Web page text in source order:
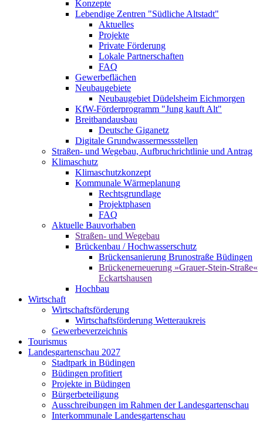
Konzepte
Lebendige Zentren "Südliche Altstadt"
Aktuelles
Projekte
Private Förderung
Lokale Partnerschaften
FAQ
Gewerbeflächen
Neubaugebiete
Neubaugebiet Düdelsheim Eichmorgen
KfW-Förderprogramm "Jung kauft Alt"
Breitbandausbau
Deutsche Giganetz
Digitale Grundwassermessstellen
Straßen- und Wegebau, Aufbruchrichtlinie und Antrag
Klimaschutz
Klimaschutzkonzept
Kommunale Wärmeplanung
Rechtsgrundlage
Projektphasen
FAQ
Aktuelle Bauvorhaben
Straßen- und Wegebau
Brückenbau / Hochwasserschutz
Brückensanierung Brunostraße Büdingen
Brückenerneuerung »Grauer-Stein-Straße«
Eckartshausen
Hochbau
Wirtschaft
Wirtschaftsförderung
Wirtschaftsförderung Wetteraukreis
Gewerbeverzeichnis
Tourismus
Landesgartenschau 2027
Stadtpark in Büdingen
Büdingen profitiert
Projekte in Büdingen
Bürgerbeteiligung
Ausschreibungen im Rahmen der Landesgartenschau
Interkommunale Landesgartenschau